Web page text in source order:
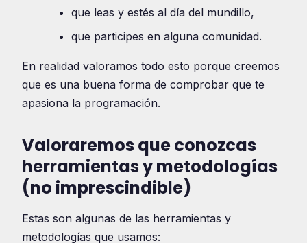
que leas y estés al día del mundillo,
que participes en alguna comunidad.
En realidad valoramos todo esto porque creemos
que es una buena forma de comprobar que te
apasiona la programación.
Valoraremos que conozcas
herramientas y metodologías
(no imprescindible)
Estas son algunas de las herramientas y
metodologías que usamos: